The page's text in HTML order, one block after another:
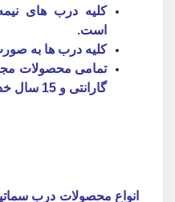
کلیه درب های
است.
کلیه درب ها به
گارانتی و 15 سال خدمات پشتیبانی می باشد.
انواع محصولات درب